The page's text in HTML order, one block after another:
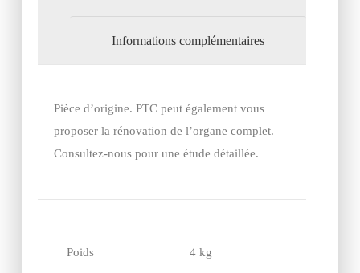
Informations complémentaires
Pièce d’origine. PTC peut également vous
proposer la rénovation de l’organe complet.
Consultez-nous pour une étude détaillée.
Poids 4 kg